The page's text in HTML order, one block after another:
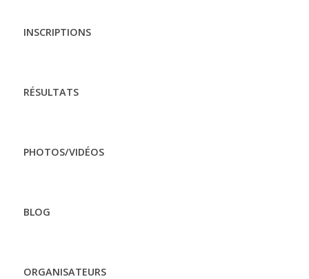
INSCRIPTIONS
RÉSULTATS
PHOTOS/VIDÉOS
BLOG
ORGANISATEURS